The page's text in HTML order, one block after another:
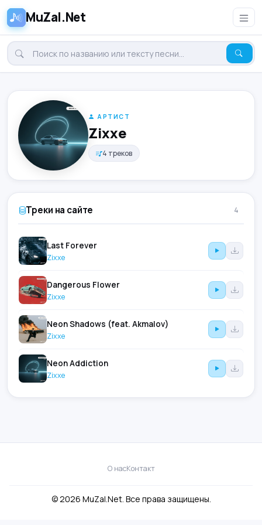
MuZal.Net
АРТИСТ
Zixxe
4 треков
Треки на сайте 4
Last Forever
Zixxe
Dangerous Flower
Zixxe
Neon Shadows (feat. Akmalov)
Zixxe
Neon Addiction
Zixxe
О насКонтакт
© 2026 MuZal.Net. Все права защищены.